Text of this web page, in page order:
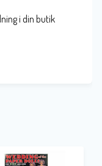
i din butik